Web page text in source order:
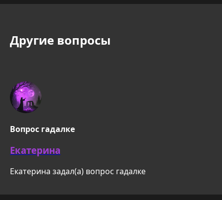
Другие вопросы
Вопрос гадалке
Екатерина
Екатерина задал(а) вопрос гадалке